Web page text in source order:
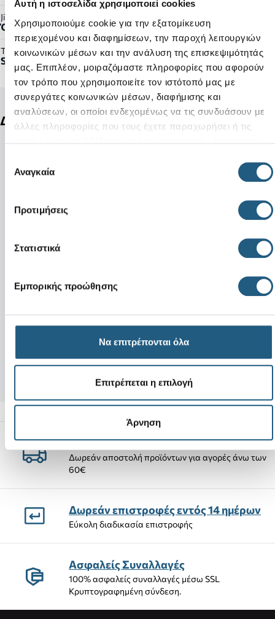
Αυτή η ιστοσελίδα χρησιμοποιεί cookies
Χρησιμοποιούμε cookie για την εξατομίκευση
περιεχομένου και διαφημίσεων, την παροχή λειτουργιών
κοινωνικών μέσων και την ανάλυση της επισκεψιμότητάς
μας. Επιπλέον, μοιραζόμαστε πληροφορίες που αφορούν
τον τρόπο που χρησιμοποιείτε τον ιστότοπό μας με
συνεργάτες κοινωνικών μέσων, διαφήμισης και
αναλύσεων, οι οποίοι ενδεχομένως να τις συνδυάσουν με
άλλες πληροφορίες που τους έχετε παραχωρήσει ή τις
συγκατάθεσης
Αναγκαία
Προτιμήσεις
Στατιστικά
Εμπορικής προώθησης
Να επιτρέπονται όλα
Επιτρέπεται η επιλογή
Άρνηση
Jibbitz™ Ready:
Όχι
Τύπος Προϊόντος:
Shoes
Δείτε ακόμη
Wendy Stretch Sox-Black/Black
48,75 € (25%)
3D Orange Race
2,99 € (40%)
Αποστολές Προϊόντων
Δωρεάν αποστολή προϊόντων για αγορές άνω των
60€
Δωρεάν επιστροφές εντός 14 ημέρων
Εύκολη διαδικασία επιστροφής
Ασφαλείς Συναλλαγές
100% ασφαλείς συναλλαγές μέσω SSL
Κρυπτογραφημένη σύνδεση.